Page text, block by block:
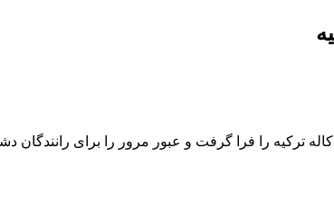
ترکیه را فرا گرفت و عبور مرور را برای رانندگان